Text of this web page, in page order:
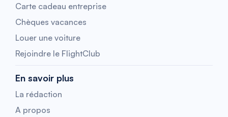
Carte cadeau entreprise
Chèques vacances
Louer une voiture
Rejoindre le FlightClub
En savoir plus
La rédaction
A propos